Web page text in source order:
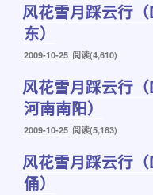
于
风花雪月踩云行
东）
发
于
2009-10-25 阅读(4,610)
风花雪月踩云行
河南南阳）
发
于
2009-10-25 阅读(5,183)
风花雪月踩云行
俑）